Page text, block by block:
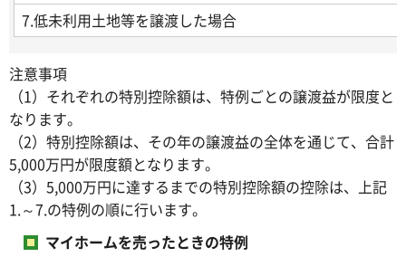
7.低未利用土地等を譲渡した場合
注意事項
（1）それぞれの特別控除額は、特例ごとの譲渡益が限度と
なります。
（2）特別控除額は、その年の譲渡益の全体を通じて、合計
5,000万円が限度額となります。
（3）5,000万円に達するまでの特別控除額の控除は、上記
1.～7.の特例の順に行います。
マイホームを売ったときの特例